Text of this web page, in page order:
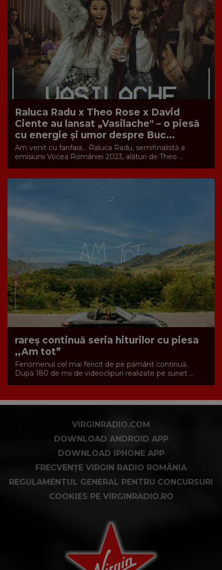
Raluca Radu x Theo Rose x David
Ciente au lansat „Vasilache" – o piesă
cu energie și umor despre Buc...
Am venit cu fanfara... Raluca Radu, semifinalistă a
emisiunii Vocea României 2023, alături de Theo ...
rareș continuă seria hiturilor cu piesa
,,Am tot”
Fenomenul cel mai fericit de pe pământ continuă.
După 180 de mii de videoclipuri realizate pe sunet ...
VIRGINRADIO.COM
DOWNLOAD ANDROID APP
DOWNLOAD IPHONE APP
FRECVENȚE VIRGIN RADIO ROMÂNIA
REGULAMENTUL GENERAL PENTRU CONCURSURI
COOKIES PE VIRGINRADIO.RO